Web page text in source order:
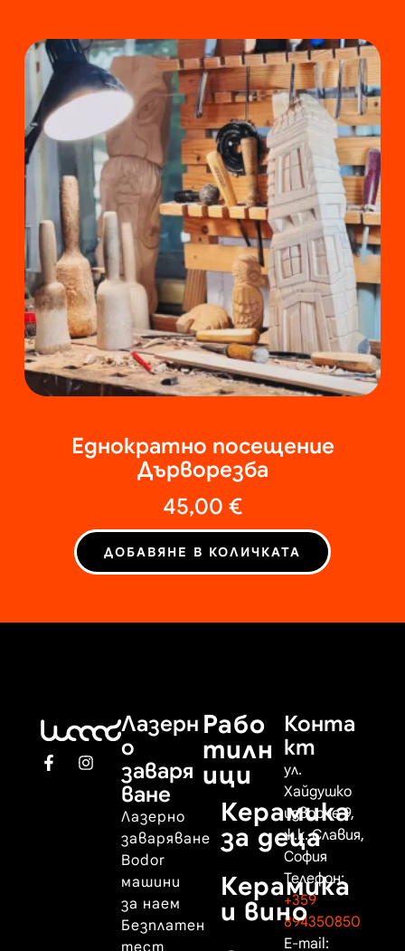
Еднократно посещение
Дърворезба
45,00 €
ДОБАВЯНЕ В КОЛИЧКАТА
Лазерн
о
заваря
ване
Лазерно
заваряване
Bodor
машини
за наем
Безплатен
тест
Рабо
тилн
ици
Керамика
за деца
Керамика
и вино
Конта
кт
ул.
Хайдушко
изворче 9,
ж.к. Славия,
София
Телефон:
+359
894350850
E-mail: